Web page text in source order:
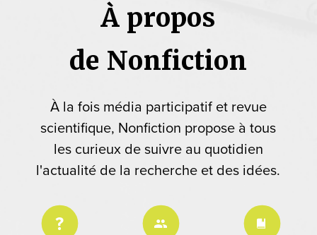
À propos
de Nonfiction
À la fois média participatif et revue
scientifique, Nonfiction propose à tous
les curieux de suivre au quotidien
l'actualité de la recherche et des idées.